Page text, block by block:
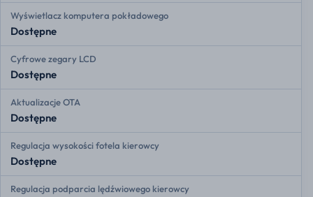
Wyświetlacz komputera pokładowego
Dostępne
Cyfrowe zegary LCD
Dostępne
Aktualizacje OTA
Dostępne
Regulacja wysokości fotela kierowcy
Dostępne
Regulacja podparcia lędźwiowego kierowcy